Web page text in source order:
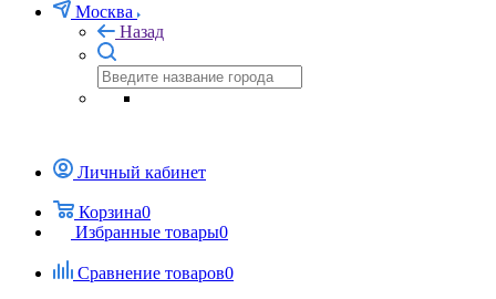
Москва
Назад
Личный кабинет
Корзина0
Избранные товары0
Сравнение товаров0